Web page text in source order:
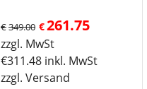
€349.00 €261.75
zzgl. MwSt
€311.48 inkl. MwSt
zzgl. Versand